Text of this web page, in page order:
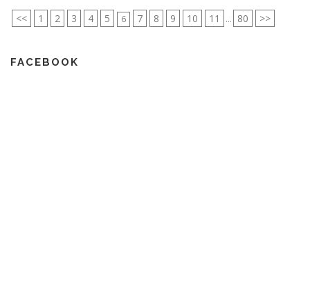
<< 1 2 3 4 5 6 7 8 9 10 11 ... 80 >>
FACEBOOK